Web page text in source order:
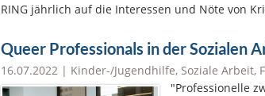
RING jährlich auf die Interessen und Nöte von
Queer Professionals in der Sozialen
16.07.2022 | Kinder-/Jugendhilfe, Soziale Arbeit,
"Professionelle